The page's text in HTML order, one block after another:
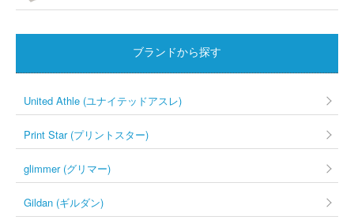
ブランドから探す
United Athle (ユナイテッドアスレ)
Print Star (プリントスター)
glimmer (グリマー)
Gildan (ギルダン)